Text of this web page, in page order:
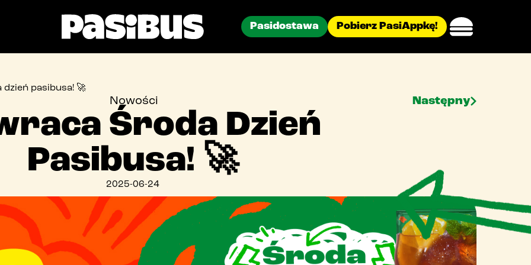
Pasidostawa Pobierz PasiAppkę!
menu
aktualności
blog
prasowe
catering
pasibusa! 🚀
Nowości Następny
Środa Dzień
Pasibusa! 🚀
2025-06-24